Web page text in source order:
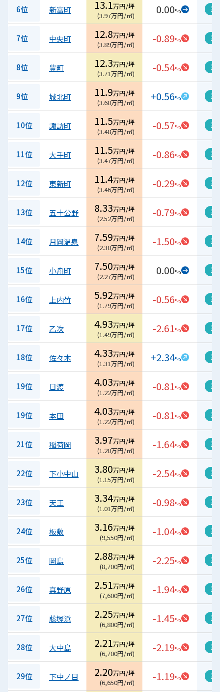
6位 新富町 13.1万円/坪
(3.97万円/㎡) 0.00% 過
7位 中央町 12.8万円/坪
(3.89万円/㎡) -0.89% 過
8位 豊町 12.3万円/坪
(3.71万円/㎡) -0.54% 過
9位 城北町 11.9万円/坪
(3.60万円/㎡) +0.56% 過
10位 諏訪町 11.5万円/坪
(3.48万円/㎡) -0.57% 過
11位 大手町 11.5万円/坪
(3.47万円/㎡) -0.86% 過
12位 東新町 11.4万円/坪
(3.46万円/㎡) -0.29% 過
13位 五十公野 8.33万円/坪
(2.52万円/㎡) -0.79% 過
14位 月岡温泉 7.59万円/坪
(2.30万円/㎡) -1.50% 過
15位 小舟町 7.50万円/坪
(2.27万円/㎡) 0.00% 過
16位 上内竹 5.92万円/坪
(1.79万円/㎡) -0.56% 過
17位 乙次 4.93万円/坪
(1.49万円/㎡) -2.61% 過
18位 佐々木 4.33万円/坪
(1.31万円/㎡) +2.34% 過
19位 日渡 4.03万円/坪
(1.22万円/㎡) -0.81% 過
19位 本田 4.03万円/坪
(1.22万円/㎡) -0.81% 過
21位 稲荷岡 3.97万円/坪
(1.20万円/㎡) -1.64% 過
22位 下小中山 3.80万円/坪
(1.15万円/㎡) -2.54% 過
23位 天王 3.34万円/坪
(1.01万円/㎡) -0.98% 過
24位 板敷 3.16万円/坪
(9,550円/㎡) -1.04% 過
25位 岡島 2.88万円/坪
(8,700円/㎡) -2.25% 過
26位 真野原 2.51万円/坪
(7,600円/㎡) -1.94% 過
27位 藤塚浜 2.25万円/坪
(6,800円/㎡) -1.45% 過
28位 大中島 2.21万円/坪
(6,700円/㎡) -2.19% 過
29位 下中ノ目 2.20万円/坪
(6,650円/㎡) -1.19% 過